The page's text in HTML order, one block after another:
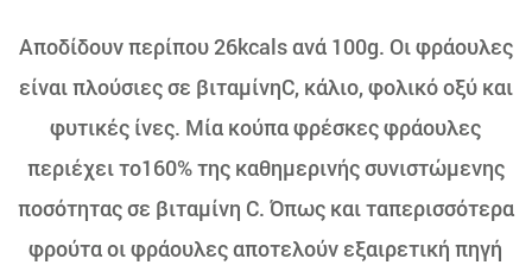
Αποδίδουν περίπου 26kcals ανά 100g. Οι φράουλες
είναι πλούσιες σε βιταμίνηC, κάλιο, φολικό οξύ και
φυτικές ίνες. Μία κούπα φρέσκες φράουλες
περιέχει το160% της καθημερινής συνιστώμενης
ποσότητας σε βιταμίνη C. Όπως και ταπερισσότερα
φρούτα οι φράουλες αποτελούν εξαιρετική πηγή